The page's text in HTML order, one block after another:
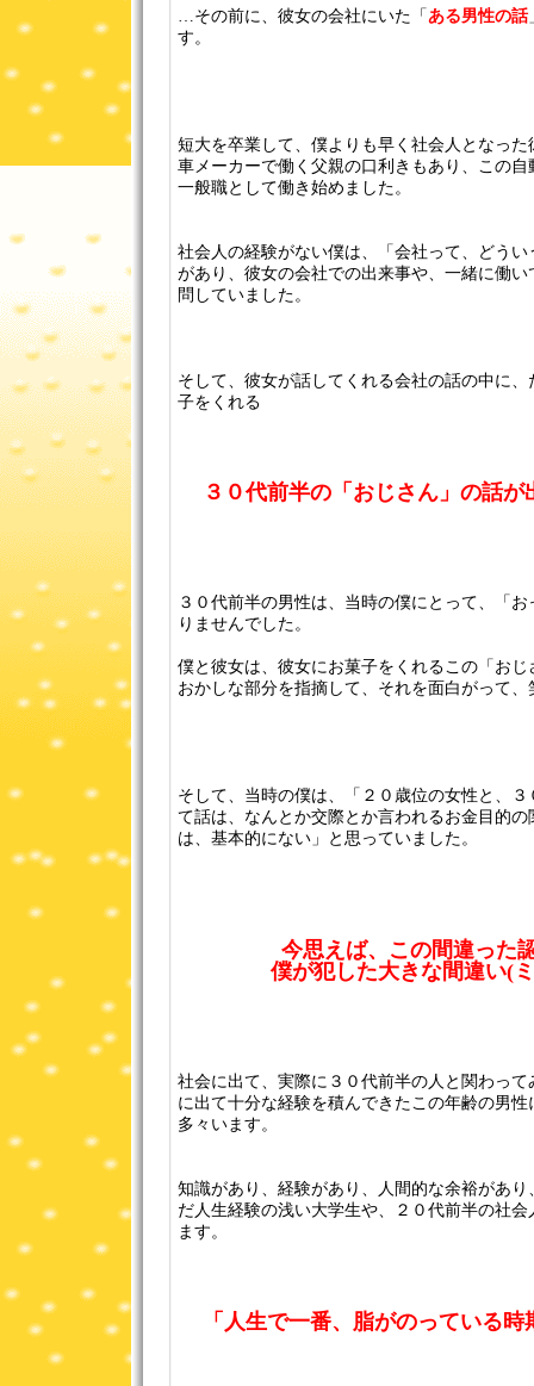
…その前に、彼女の会社にいた「 ある男性の話
す。
短大を卒業して、僕よりも早く社会人となっ
車メーカーで働く父親の口利きもあり、この
一般職として働き始めました。
社会人の経験がない僕は、「会社って、どう
があり、彼女の会社での出来事や、一緒に働
問していました。
そして、彼女が話してくれる会社の話の中に
子をくれる
３０代前半の「おじさん」の話
３０代前半の男性は、当時の僕にとって、「
りませんでした。
僕と彼女は、彼女にお菓子をくれるこの「お
おかしな部分を指摘して、それを面白がって
そして、当時の僕は、「２０歳位の女性と、
て話は、なんとか交際とか言われるお金目的
は、基本的にない」と思っていました。
今思えば、この間違った
僕が犯した大きな間違い(
社会に出て、実際に３０代前半の人と関わっ
に出て十分な経験を積んできたこの年齢の男
多々います。
知識があり、経験があり、人間的な余裕があ
だ人生経験の浅い大学生や、２０代前半の社
ます。
「人生で一番、脂がのっている